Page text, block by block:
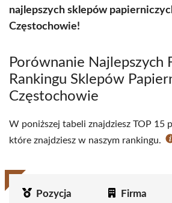
najlepszych sklepów
Częstochowie!
Porównanie Najlepszych
Rankingu Sklepów
Częstochowie
W poniższej tabeli znajdziesz TOP 15
które znajdziesz w naszym rankingu.
Pozycja Firma